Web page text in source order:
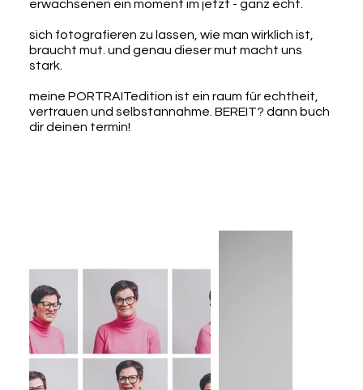
erwachsenen ein moment im jetzt - ganz echt.
sich fotografieren zu lassen, wie man wirklich ist,
braucht mut. und genau dieser mut macht uns
stark.
meine PORTRAITedition ist ein raum für echtheit,
vertrauen und selbstannahme. BEREIT? dann buch
dir deinen termin!